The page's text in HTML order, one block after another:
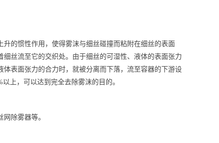
的惯性作用，使得雾沫与细丝碰撞而粘附在细丝的表面
丝流至它的交织处。由于细丝的可湿性、液体的表面张力
表面张力的合力时，就被分离而下落，流至容器的下游设
上，可以达到完全去除雾沫的目的。
除雾器等。